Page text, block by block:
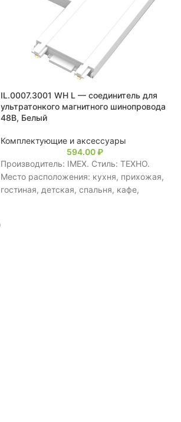
IL.0007.3001 WH L — соединитель для
ультратонкого магнитного шинопровода
48В, Белый
Комплектующие и аксессуары
594.00₽
Производитель: IMEX. Стиль: ТЕХНО.
Место расположения: кухня, прихожая,
гостиная, детская, спальня, кафе,